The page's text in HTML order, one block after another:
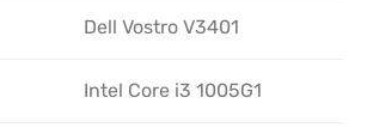
Dell Vostro V3401
Intel Core i3 1005G1